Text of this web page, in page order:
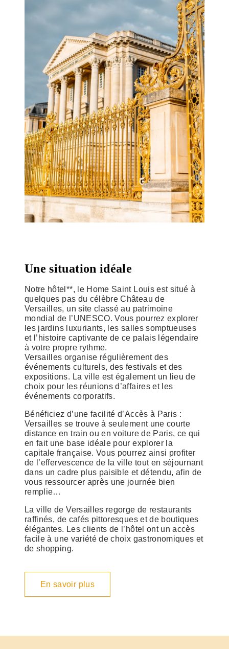
Une situation idéale
Notre hôtel**, le Home Saint Louis est situé à
quelques pas du célèbre Château de
Versailles, un site classé au patrimoine
mondial de l’UNESCO. Vous pourrez explorer
les jardins luxuriants, les salles somptueuses
et l’histoire captivante de ce palais légendaire
à votre propre rythme.
Versailles organise régulièrement des
événements culturels, des festivals et des
expositions. La ville est également un lieu de
choix pour les réunions d’affaires et les
événements corporatifs.
Bénéficiez d’une facilité d’Accès à Paris :
Versailles se trouve à seulement une courte
distance en train ou en voiture de Paris, ce qui
en fait une base idéale pour explorer la
capitale française. Vous pourrez ainsi profiter
de l’effervescence de la ville tout en séjournant
dans un cadre plus paisible et détendu, afin de
vous ressourcer après une journée bien
remplie…
La ville de Versailles regorge de restaurants
raffinés, de cafés pittoresques et de boutiques
élégantes. Les clients de l’hôtel ont un accès
facile à une variété de choix gastronomiques et
de shopping.
En savoir plus